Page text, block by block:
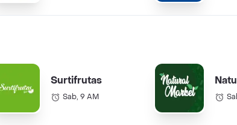
Surtifrutas
Sab, 9 AM